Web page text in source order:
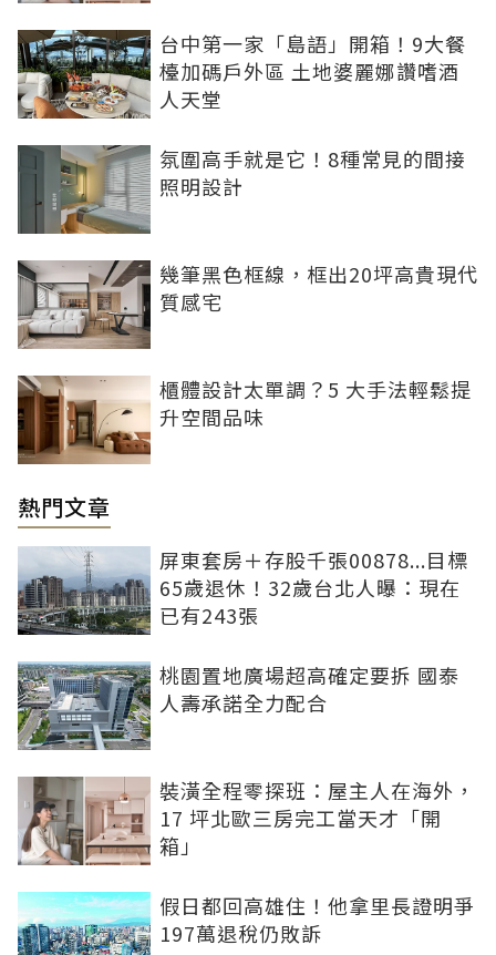
台中第一家「島語」開箱！9大餐
檯加碼戶外區 土地婆麗娜讚嗜酒
人天堂
氛圍高手就是它！8種常見的間接
照明設計
幾筆黑色框線，框出20坪高貴現代
質感宅
櫃體設計太單調？5 大手法輕鬆提
升空間品味
熱門文章
屏東套房＋存股千張00878...目標
65歲退休！32歲台北人曝：現在
已有243張
桃園置地廣場超高確定要拆 國泰
人壽承諾全力配合
裝潢全程零探班：屋主人在海外，
17 坪北歐三房完工當天才「開
箱」
假日都回高雄住！他拿里長證明爭
197萬退稅仍敗訴